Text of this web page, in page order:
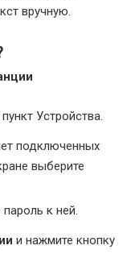
вручную.
Устройства.
подключенных
выберите
к ней.
и нажмите кнопку